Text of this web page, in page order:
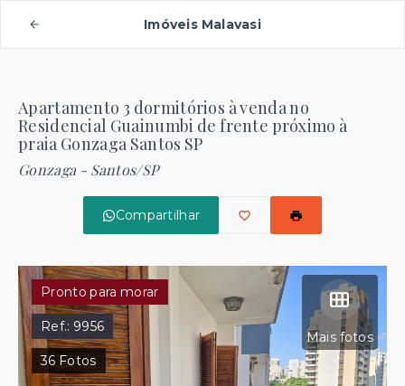
Imóveis Malavasi
Apartamento 3 dormitórios à venda no
Residencial Guainumbi de frente próximo à
praia Gonzaga Santos SP
Gonzaga - Santos/SP
Compartilhar
Mais fotos
Pronto para morar
Ref.: 9956
36 Fotos